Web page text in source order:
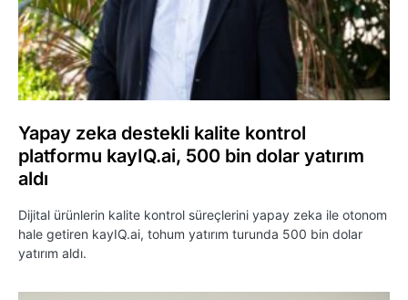
Yapay zeka destekli kalite kontrol
platformu kayIQ.ai, 500 bin dolar yatırım
aldı
Dijital ürünlerin kalite kontrol süreçlerini yapay zeka ile otonom
hale getiren kayIQ.ai, tohum yatırım turunda 500 bin dolar
yatırım aldı.